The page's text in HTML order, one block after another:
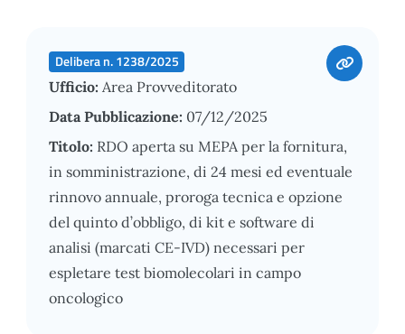
Delibera n. 1238/2025
Ufficio: Area Provveditorato
Data Pubblicazione: 07/12/2025
Titolo: RDO aperta su MEPA per la fornitura,
in somministrazione, di 24 mesi ed eventuale
rinnovo annuale, proroga tecnica e opzione
del quinto d’obbligo, di kit e software di
analisi (marcati CE-IVD) necessari per
espletare test biomolecolari in campo
oncologico